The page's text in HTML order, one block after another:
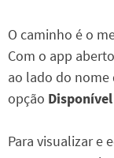
O caminho é o
Com o app
ao lado do
opção
Para visualizar e